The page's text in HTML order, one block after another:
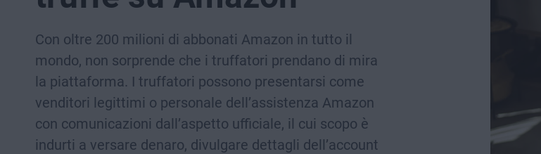
Con oltre 200 milioni di abbonati Amazon in tutto il
mondo, non sorprende che i truffatori prendano di mira
la piattaforma. I truffatori possono presentarsi come
venditori legittimi o personale dell’assistenza Amazon
con comunicazioni dall’aspetto ufficiale, il cui scopo è
indurti a versare denaro, divulgare dettagli dell’account